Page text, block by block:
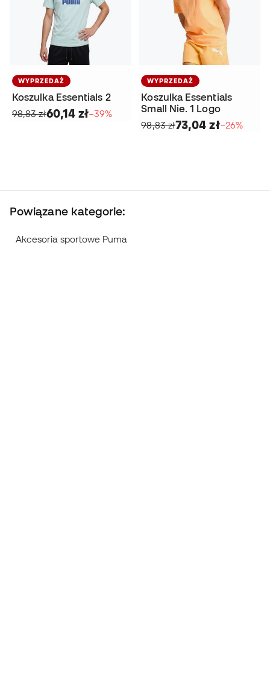
WYPRZEDAŻ
Koszulka Essentials 2
98,83 zł60,14 zł−39%
WYPRZEDAŻ
Koszulka Essentials
Small Nie. 1 Logo
98,83 zł73,04 zł−26%
Powiązane kategorie:
Akcesoria sportowe Puma